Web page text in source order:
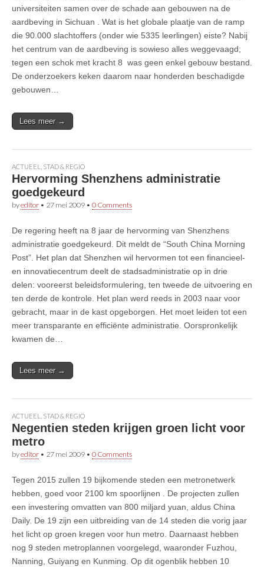
universiteiten samen over de schade aan gebouwen na de
aardbeving in Sichuan . Wat is het globale plaatje van de ramp
die 90.000 slachtoffers (onder wie 5335 leerlingen) eiste? Nabij
het centrum van de aardbeving is sowieso alles weggevaagd;
tegen een schok met kracht 8 was geen enkel gebouw bestand.
De onderzoekers keken daarom naar honderden beschadigde
gebouwen…
Lees meer →
ACTUEEL STAD & REGIO
Hervorming Shenzhens administratie
goedgekeurd
byeditor • 27 mei 2009 • 0 Comments
De regering heeft na 8 jaar de hervorming van Shenzhens
administratie goedgekeurd. Dit meldt de “South China Morning
Post”. Het plan dat Shenzhen wil hervormen tot een financieel-
en innovatiecentrum deelt de stadsadministratie op in drie
delen: vooreerst beleidsformulering, ten tweede de uitvoering en
ten derde de kontrole. Het plan werd reeds in 2003 naar voor
gebracht, maar in de kast opgeborgen. Het moet leiden tot een
meer transparante en efficiënte administratie. Oorspronkelijk
kwamen de…
Lees meer →
ACTUEEL STAD & REGIO
Negentien steden krijgen groen licht voor
metro
byeditor • 27 mei 2009 • 0 Comments
Tegen 2015 zullen 19 bijkomende steden een metronetwerk
hebben, goed voor 2100 km spoorlijnen . De projecten zullen
een investering omvatten van 800 miljard yuan, aldus China
Daily. De 19 zijn een uitbreiding van de 14 steden die vorig jaar
het licht op groen kregen voor hun metro. Daarnaast hebben
nog 9 steden metroplannen voorgelegd, waaronder Fuzhou,
Nanning, Guiyang en Kunming. Op dit ogenblik hebben 10